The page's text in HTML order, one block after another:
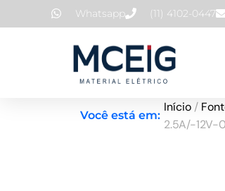
para
Whatsapp (11) 4102-0447
Você está em:
Início /
2.5A/-12V-